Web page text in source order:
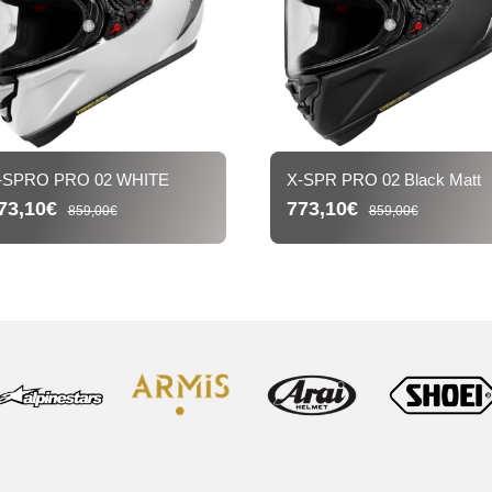
PRO 02 WHITE
859,00€
X-SPR PRO 02 Black Matt
773,10€ 859,00€